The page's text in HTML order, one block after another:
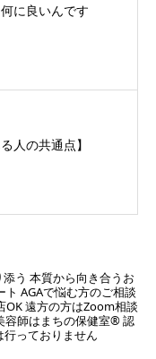
に良いんです
人の共通点】
う 本質から向き合うお
ト AGAで悩む方のご相談
OK遠方の方はZoom相談
容師はまちの保健室®︎ 認
っておりません